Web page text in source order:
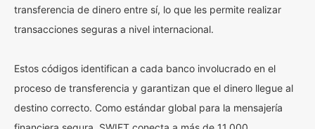
transferencia de dinero entre sí, lo que les permite realizar
transacciones seguras a nivel internacional.
Estos códigos identifican a cada banco involucrado en el
proceso de transferencia y garantizan que el dinero llegue al
destino correcto. Como estándar global para la mensajería